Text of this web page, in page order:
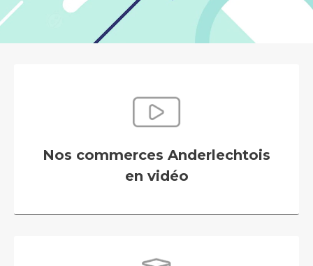
Nos commerces Anderlechtois
en vidéo